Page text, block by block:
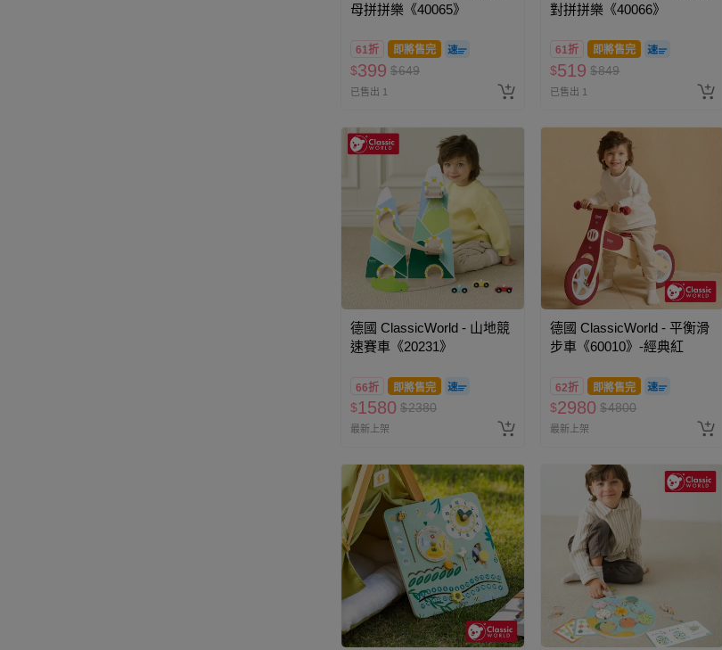
母拼拼樂《40065》
61折 即將售完
$399 $649
已售出 1
對拼拼樂《40066》
61折 即將售完
$519 $849
已售出 1
德國 ClassicWorld - 山地競
速賽車《20231》
66折 即將售完
$1580 $2380
最新上架
德國 ClassicWorld - 平衡滑
步車《60010》-經典紅
62折 即將售完
$2980 $4800
最新上架